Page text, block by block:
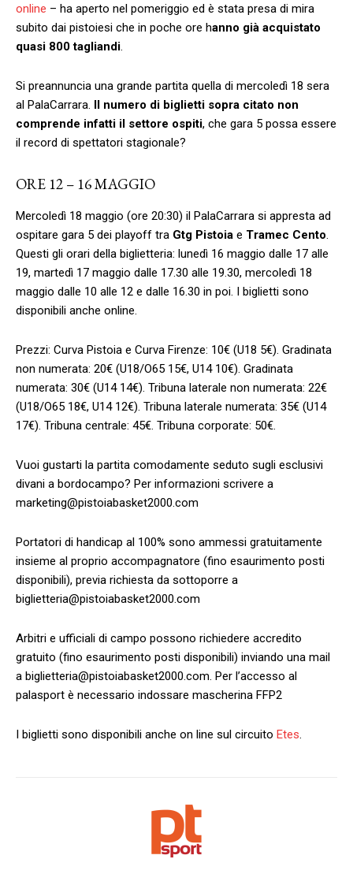
online – ha aperto nel pomeriggio ed è stata presa di mira
subito dai pistoiesi che in poche ore hanno già acquistato
quasi 800 tagliandi.
Si preannuncia una grande partita quella di mercoledì 18 sera
al PalaCarrara. Il numero di biglietti sopra citato non
comprende infatti il settore ospiti, che gara 5 possa essere
il record di spettatori stagionale?
ORE 12 – 16 MAGGIO
Mercoledì 18 maggio (ore 20:30) il PalaCarrara si appresta ad
ospitare gara 5 dei playoff tra Gtg Pistoia e Tramec Cento.
Questi gli orari della biglietteria: lunedì 16 maggio dalle 17 alle
19, martedì 17 maggio dalle 17.30 alle 19.30, mercoledì 18
maggio dalle 10 alle 12 e dalle 16.30 in poi. I biglietti sono
disponibili anche online.
Prezzi: Curva Pistoia e Curva Firenze: 10€ (U18 5€). Gradinata
non numerata: 20€ (U18/O65 15€, U14 10€). Gradinata
numerata: 30€ (U14 14€). Tribuna laterale non numerata: 22€
(U18/O65 18€, U14 12€). Tribuna laterale numerata: 35€ (U14
17€). Tribuna centrale: 45€. Tribuna corporate: 50€.
Vuoi gustarti la partita comodamente seduto sugli esclusivi
divani a bordocampo? Per informazioni scrivere a
marketing@pistoiabasket2000.com
Portatori di handicap al 100% sono ammessi gratuitamente
insieme al proprio accompagnatore (fino esaurimento posti
disponibili), previa richiesta da sottoporre a
biglietteria@pistoiabasket2000.com
Arbitri e ufficiali di campo possono richiedere accredito
gratuito (fino esaurimento posti disponibili) inviando una mail
a biglietteria@pistoiabasket2000.com. Per l’accesso al
palasport è necessario indossare mascherina FFP2
I biglietti sono disponibili anche on line sul circuito Etes.